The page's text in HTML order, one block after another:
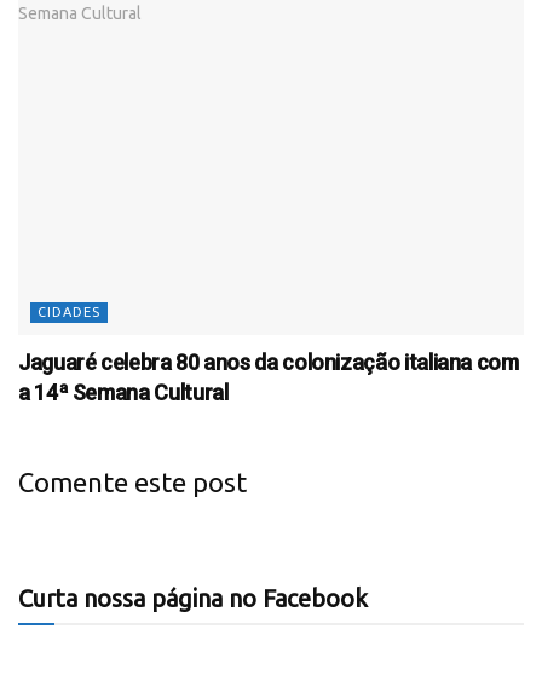
CIDADES
Jaguaré celebra 80 anos da colonização italiana com
a 14ª Semana Cultural
Comente este post
Curta nossa página no Facebook